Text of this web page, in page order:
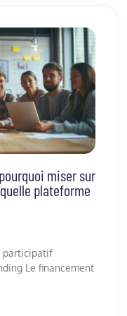
miser sur
plateforme
participatif
Le financement